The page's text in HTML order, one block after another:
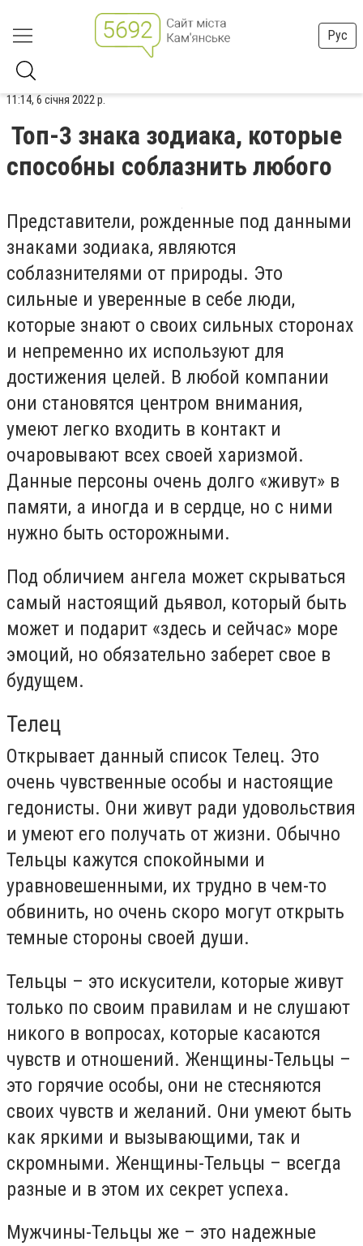
Рус
11:14, 6 січня 2022 р.
Топ-3 знака зодиака, которые
способны соблазнить любого
Представители, рожденные под данными
знаками зодиака, являются
соблазнителями от природы. Это
сильные и уверенные в себе люди,
которые знают о своих сильных сторонах
и непременно их используют для
достижения целей. В любой компании
они становятся центром внимания,
умеют легко входить в контакт и
очаровывают всех своей харизмой.
Данные персоны очень долго «живут» в
памяти, а иногда и в сердце, но с ними
нужно быть осторожными.
Под обличием ангела может скрываться
самый настоящий дьявол, который быть
может и подарит «здесь и сейчас» море
эмоций, но обязательно заберет свое в
будущем.
Телец
Открывает данный список Телец. Это
очень чувственные особы и настоящие
гедонисты. Они живут ради удовольствия
и умеют его получать от жизни. Обычно
Тельцы кажутся спокойными и
уравновешенными, их трудно в чем-то
обвинить, но очень скоро могут открыть
темные стороны своей души.
Тельцы – это искусители, которые живут
только по своим правилам и не слушают
никого в вопросах, которые касаются
чувств и отношений. Женщины-Тельцы –
это горячие особы, они не стесняются
своих чувств и желаний. Они умеют быть
как яркими и вызывающими, так и
скромными. Женщины-Тельцы – всегда
разные и в этом их секрет успеха.
Мужчины-Тельцы же – это надежные